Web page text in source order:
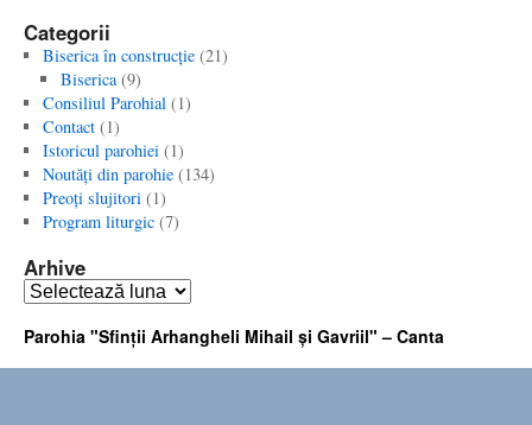
Categorii
Biserica în construcţie(21)
Biserica(9)
Consiliul Parohial(1)
Contact(1)
Istoricul parohiei(1)
Noutăţi din parohie(134)
Preoţi slujitori(1)
Program liturgic(7)
Arhive
Arhive
Parohia "Sfinţii Arhangheli Mihail şi Gavriil" – Canta